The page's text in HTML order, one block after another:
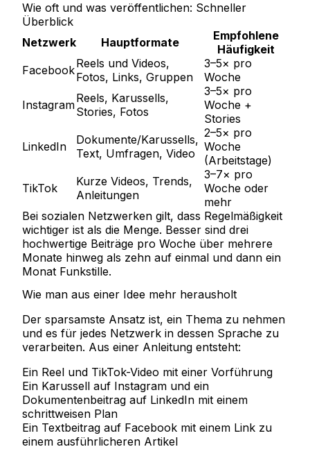
Wie oft und was veröffentlichen: Schneller
Überblick
Netzwerk
Hauptformate
Empfohlene
Häufigkeit
FacebookReels und Videos,
Fotos, Links, Gruppen
3–5× pro
Woche
InstagramReels, Karussells,
Stories, Fotos
3–5× pro
Woche +
Stories
LinkedIn
Dokumente/Karussells,
Text, Umfragen, Video
2–5× pro
Woche
(Arbeitstage)
TikTok
Kurze Videos, Trends,
Anleitungen
3–7× pro
Woche oder
mehr
Bei sozialen Netzwerken gilt, dass Regelmäßigkeit
wichtiger ist als die Menge. Besser sind drei
hochwertige Beiträge pro Woche über mehrere
Monate hinweg als zehn auf einmal und dann ein
Monat Funkstille.
Wie man aus einer Idee mehr herausholt
Der sparsamste Ansatz ist, ein Thema zu nehmen
und es für jedes Netzwerk in dessen Sprache zu
verarbeiten. Aus einer Anleitung entsteht:
Ein Reel und TikTok-Video mit einer Vorführung
Ein Karussell auf Instagram und ein
Dokumentenbeitrag auf LinkedIn mit einem
schrittweisen Plan
Ein Textbeitrag auf Facebook mit einem Link zu
einem ausführlicheren Artikel